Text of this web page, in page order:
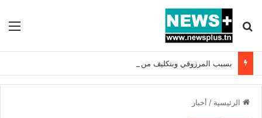
بحث عن
الرئيسية / أخبار